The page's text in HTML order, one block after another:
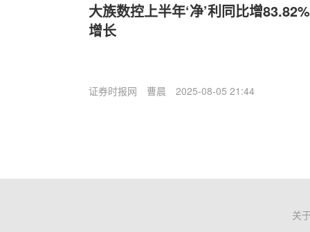
大族数控上半年‘净’利同比增
增长
证券时报网 曹晨 2025-08-05 21:44
关